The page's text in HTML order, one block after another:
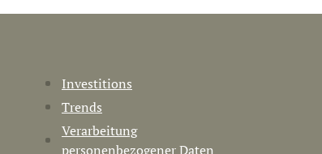
Investitions
Trends
Verarbeitung
personenbezogener Daten